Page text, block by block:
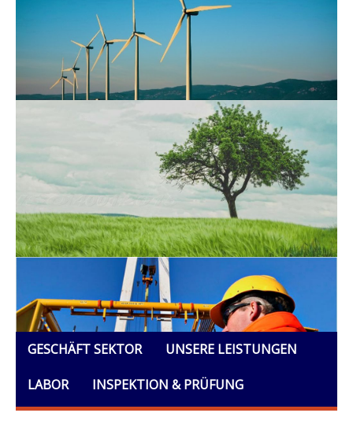
GESCHÄFT SEKTOR UNSERE LEISTUNGEN
LABOR INSPEKTION & PRÜFUNG